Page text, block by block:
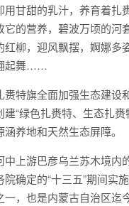
用甘甜的乳汁，养育着扎
它的营养，碧波万顷的河
红柳，迎风飘摆，婀娜多
起舞……
赉特旗全面加强生态建设
“绿色扎赉特、生态扎赉
养地和天然生态屏障。
中上游巴彦乌兰苏木境内
确定的“十三五”期间实
一，也是内蒙古自治区迄